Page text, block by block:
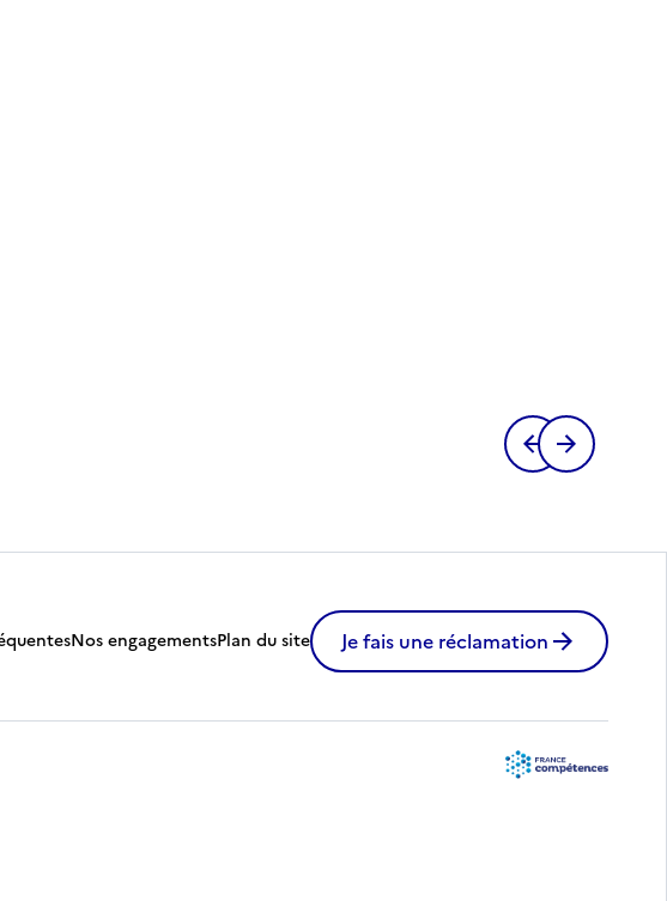
Nos engagementsPlan du site Je fais une réclamation